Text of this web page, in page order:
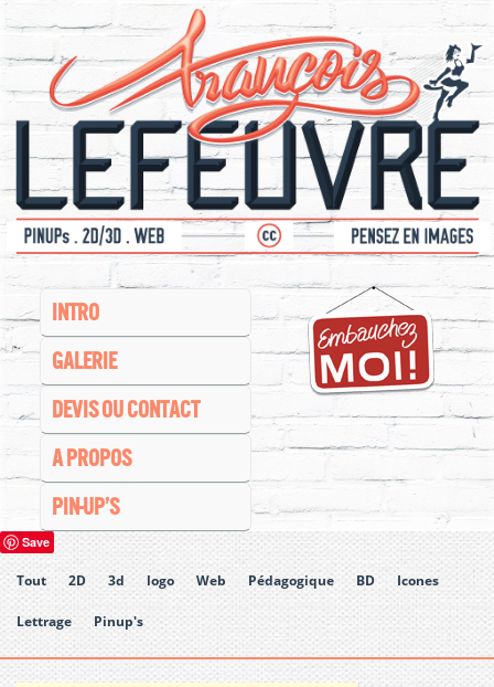
INTRO
GALERIE
DEVIS OU CONTACT
A PROPOS
PIN-UP’S
Save
Tout 2D 3d logo Web Pédagogique BD Icones
Lettrage Pinup's